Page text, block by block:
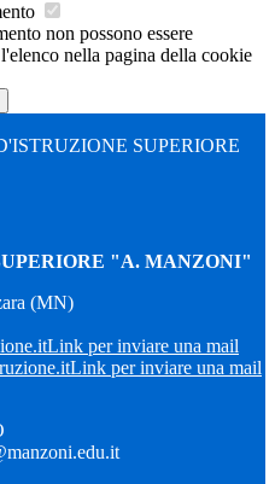
non possono essere
nella pagina della cookie
SUPERIORE
"A. MANZONI"
(MN)
Link per inviare una mail
Link per inviare una mail